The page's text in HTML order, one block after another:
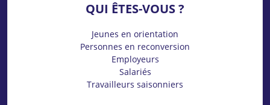
QUI ÊTES-VOUS ?
Jeunes en orientation
Personnes en reconversion
Employeurs
Salariés
Travailleurs saisonniers